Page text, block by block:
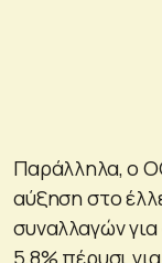
Παράλληλα, ο
αύξηση στο
συναλλαγών
5,8% πέρυσι